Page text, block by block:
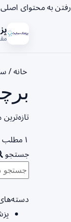
رفتن به محتوای اصلی
خانه/
۱ مطلب
جستجو